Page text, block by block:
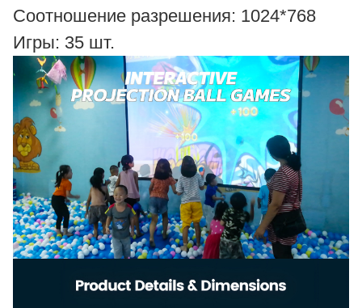
Соотношение разрешения: 1024*768
Игры: 35 шт.